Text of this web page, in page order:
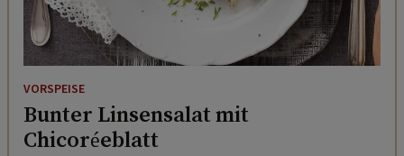
VORSPEISE
Bunter Linsensalat mit
Chicoréeblatt